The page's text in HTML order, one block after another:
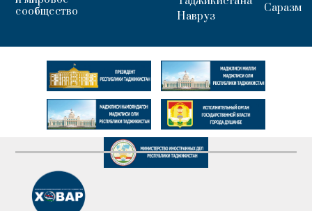
сообщество
Навруз
Саразм